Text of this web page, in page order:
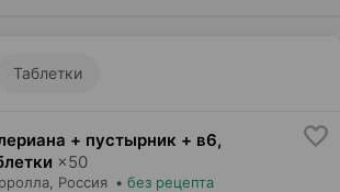
Таблетки
+ пустырник + в6,
×50
, Россия • без рецепта